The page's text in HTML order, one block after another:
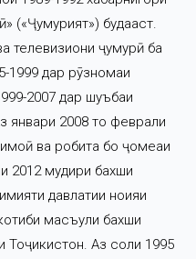
(«Ҷумҳурият») будааст.
телевизиони ҷумҳурӣ ба
1999 дар рӯзномаи
2007 дар шуъбаи
январи 2008 то феврали
ва робита бо ҷомеаи
2012 мудири бахши
давлатии ноҳияи
масъули бахши
Тоҷикистон. Аз соли 1995